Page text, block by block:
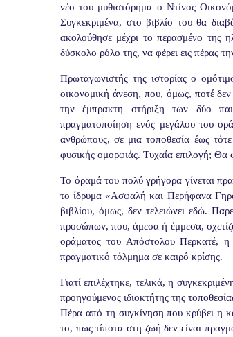
νέο του μυθιστόρημα ο Ντίνος
Συγκεκριμένα, στο βιβλίο του θα
ακολούθησε μέχρι το περασμένο της
δύσκολο ρόλο της, να φέρει εις πέρας
Πρωταγωνιστής της ιστορίας ο
οικονομική άνεση, που, όμως, ποτέ
την έμπρακτη στήριξη των δύο
πραγματοποίηση ενός μεγάλου του
ανθρώπους, σε μια τοποθεσία έως
φυσικής ομορφιάς. Τυχαία επιλογή; Θα
Το όραμά του πολύ γρήγορα γίνεται
το ίδρυμα «Ασφαλή και Περήφανα
βιβλίου, όμως, δεν τελειώνει εδώ.
προσώπων, που, άμεσα ή έμμεσα,
οράματος του Απόστολου Περκατέ, η
πραγματικό τόλμημα σε καιρό κρίσης.
Γιατί επιλέχτηκε, τελικά, η
προηγούμενος ιδιοκτήτης της
Πέρα από τη συγκίνηση που κρύβει η
το, πως τίποτα στη ζωή δεν είναι